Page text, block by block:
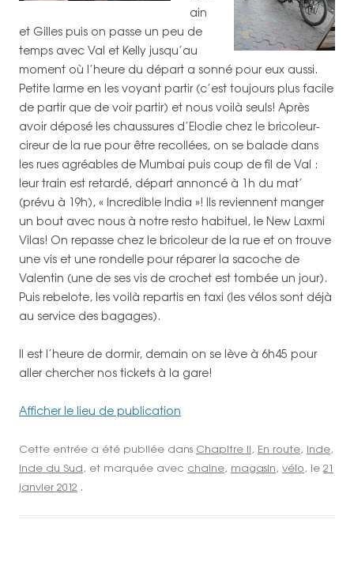
ain
et Gilles puis on passe un peu de
temps avec Val et Kelly jusqu’au
moment où l’heure du départ a sonné pour eux aussi.
Petite larme en les voyant partir (c’est toujours plus facile
de partir que de voir partir) et nous voilà seuls! Après
avoir déposé les chaussures d’Elodie chez le bricoleur-
cireur de la rue pour être recollées, on se balade dans
les rues agréables de Mumbai puis coup de fil de Val :
leur train est retardé, départ annoncé à 1h du mat’
(prévu à 19h), « Incredible India »! Ils reviennent manger
un bout avec nous à notre resto habituel, le New Laxmi
Vilas! On repasse chez le bricoleur de la rue et on trouve
une vis et une rondelle pour réparer la sacoche de
Valentin (une de ses vis de crochet est tombée un jour).
Puis rebelote, les voilà repartis en taxi (les vélos sont déjà
au service des bagages).
Il est l’heure de dormir, demain on se lève à 6h45 pour
aller chercher nos tickets à la gare!
Afficher le lieu de publication
Cette entrée a été publiée dans Chapitre II, En route, Inde,
Inde du Sud, et marquée avec chaine, magasin, vélo, le 21
janvier 2012 .